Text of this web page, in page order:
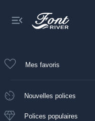
Mes favoris
Nouvelles polices
Polices populaires